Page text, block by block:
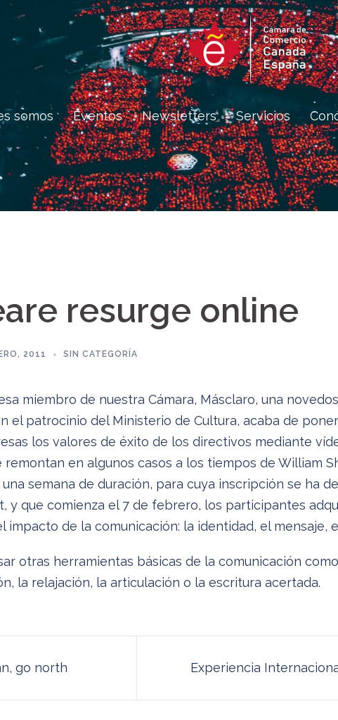
somos Eventos Newsletters Servicios
resurge online
2011 SIN CATEGORÍA
miembro de nuestra Cámara, Másclaro, una
el patrocinio del Ministerio de Cultura, acaba de
los valores de éxito de los directivos mediante
en algunos casos a los tiempos de William
semana de duración, para cuya inscripción se ha
y que comienza el 7 de febrero, los participantes
impacto de la comunicación: la identidad, el mensaje,
otras herramientas básicas de la comunicación
la relajación, la articulación o la escritura acertada.
go north Experiencia